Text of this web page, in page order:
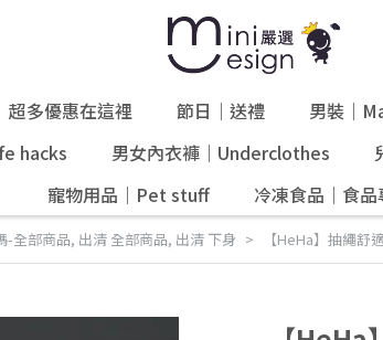
超多優惠在這裡 節日｜送禮 男裝｜
hacks 男女內衣褲｜Underclothes
寵物用品｜Pet stuff 冷凍食品｜食品
-全部商品, 出清 全部商品, 出清 下身 【HeHa】抽繩舒